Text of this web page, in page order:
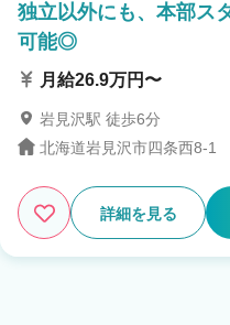
独立以外にも、本部ス
可能◎
月給26.9万円〜
岩見沢駅 徒歩6分
北海道岩見沢市四条西8-1
詳細を見る